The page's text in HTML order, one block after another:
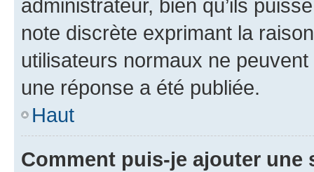
administrateur, bien qu’ils
note discrète exprimant la
utilisateurs normaux ne
une réponse a été publiée.
Haut
Comment puis-je ajouter une